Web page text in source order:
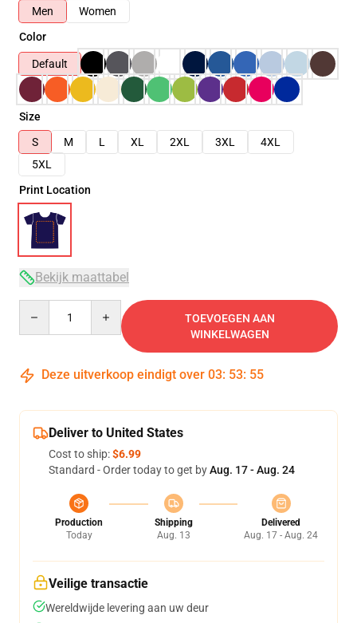
Men
Women
Color
Default
Size
S
M L XL 2XL 3XL
4XL
5XL
Print Location
Bekijk maattabel
TOEVOEGEN AAN
WINKELWAGEN
Deze uitverkoop eindigt over 03: 53: 54
Deliver to United States
Cost to ship:$6.99
Standard - Order today to get byAug. 17 - Aug. 24
Production
Today
Shipping
Aug. 13
Delivered
Aug. 17 - Aug. 24
Veilige transactie
Wereldwijde levering aan uw deur